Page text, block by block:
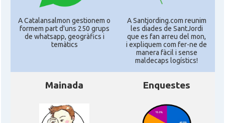
A Catalansalmon gestionem o
formem part d'uns 250 grups
de whatsapp, geogràfics i
temàtics
A Santjording.com reunim
les diades de SantJordi
que es fan arreu del mon,
i expliquem com fer-ne de
manera fàcil i sense
maldecaps logí­stics!
Mainada Enquestes